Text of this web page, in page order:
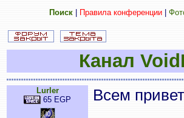
Поиск| Правила конференции|
Канал
Lurler
65 EGP
Всем